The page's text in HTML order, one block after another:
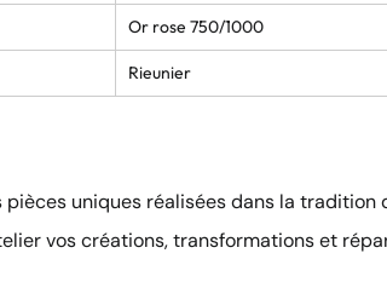
Or rose 750/1000
Rieunier
uniques réalisées dans la
vos créations, transformations et